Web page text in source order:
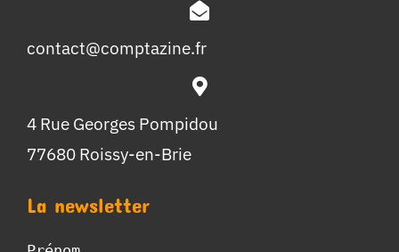
contact@comptazine.fr
4 Rue Georges Pompidou
77680 Roissy-en-Brie
La newsletter